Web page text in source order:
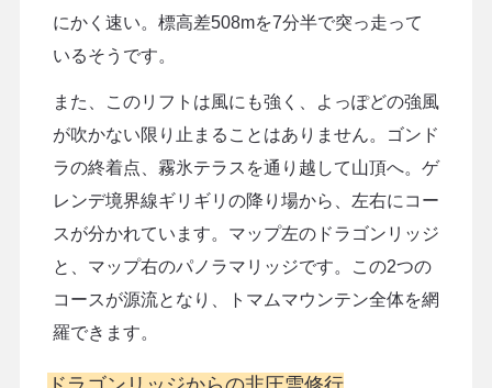
にかく速い。標高差508mを7分半で突っ走って
いるそうです。
また、このリフトは風にも強く、よっぽどの強風
が吹かない限り止まることはありません。ゴンド
ラの終着点、霧氷テラスを通り越して山頂へ。ゲ
レンデ境界線ギリギリの降り場から、左右にコー
スが分かれています。マップ左のドラゴンリッジ
と、マップ右のパノラマリッジです。この2つの
コースが源流となり、トマムマウンテン全体を網
羅できます。